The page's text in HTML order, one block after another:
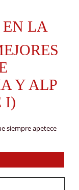
LA
Y ALP
I)
siempre apetece